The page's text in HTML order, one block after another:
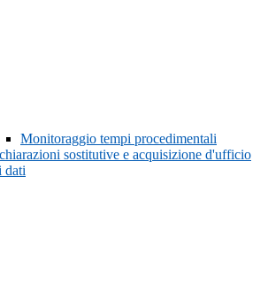
Monitoraggio tempi procedimentali
sostitutive e acquisizione d'ufficio
dati